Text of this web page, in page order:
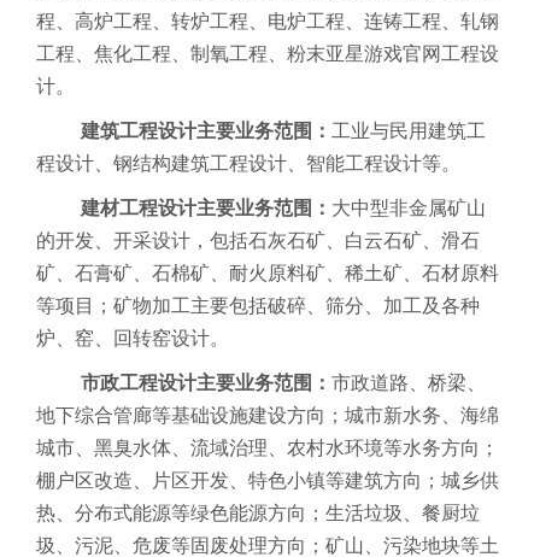
程、高炉工程、转炉工程、电炉工程、连铸工程、轧钢
工程、焦化工程、制氧工程、粉末亚星游戏官网工程设
计。
建筑工程设计主要业务范围： 工业与民用建筑工
程设计、钢结构建筑工程设计、智能工程设计等。
建材工程设计主要业务范围： 大中型非金属矿山
的开发、开采设计，包括石灰石矿、白云石矿、滑石
矿、石膏矿、石棉矿、耐火原料矿、稀土矿、石材原料
等项目；矿物加工主要包括破碎、筛分、加工及各种
炉、窑、回转窑设计。
市政工程设计主要业务范围：市政道路、桥梁、
地下综合管廊等基础设施建设方向；城市新水务、海绵
城市、黑臭水体、流域治理、农村水环境等水务方向；
棚户区改造、片区开发、特色小镇等建筑方向；城乡供
热、分布式能源等绿色能源方向；生活垃圾、餐厨垃
圾、污泥、危废等固废处理方向；矿山、污染地块等土